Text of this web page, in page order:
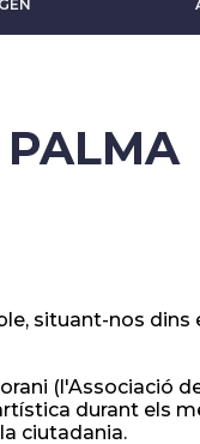
PALMA
situant-nos dins
(l'Associació
durant els
ciutadania.